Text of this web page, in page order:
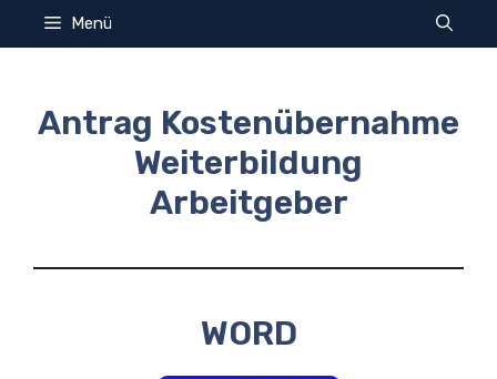
Menü
Antrag Kostenübernahme
Weiterbildung
Arbeitgeber
WORD